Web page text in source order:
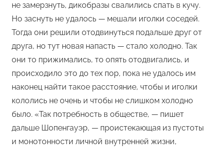
не замерзнуть, дикобразы свалились спать в кучу.
Но заснуть не удалось — мешали иголки соседей.
Тогда они решили отодвинуться подальше друг от
друга, но тут новая напасть — стало холодно. Так
они то прижимались, то опять отодвигались, и
происходило это до тех пор, пока не удалось им
наконец найти такое расстояние, чтобы и иголки
кололись не очень и чтобы не слишком холодно
было. «Так потребность в обществе, — пишет
дальше Шопенгауэр, — проистекающая из пустоты
и монотонности личной внутренней жизни,